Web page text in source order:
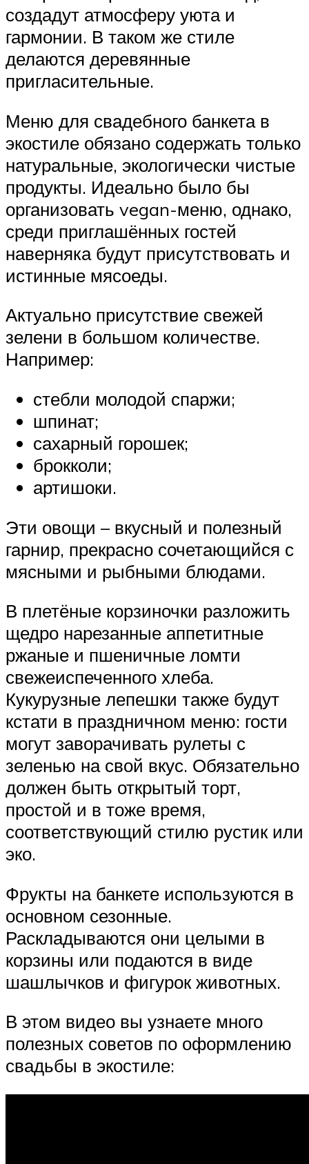
создадут атмосферу уюта и
гармонии. В таком же стиле
делаются деревянные
пригласительные.
Меню для свадебного банкета в
экостиле обязано содержать только
натуральные, экологически чистые
продукты. Идеально было бы
организовать vegan-меню, однако,
среди приглашённых гостей
наверняка будут присутствовать и
истинные мясоеды.
Актуально присутствие свежей
зелени в большом количестве.
Например:
стебли молодой спаржи;
шпинат;
сахарный горошек;
брокколи;
артишоки.
Эти овощи – вкусный и полезный
гарнир, прекрасно сочетающийся с
мясными и рыбными блюдами.
В плетёные корзиночки разложить
щедро нарезанные аппетитные
ржаные и пшеничные ломти
свежеиспеченного хлеба.
Кукурузные лепешки также будут
кстати в праздничном меню: гости
могут заворачивать рулеты с
зеленью на свой вкус. Обязательно
должен быть открытый торт,
простой и в тоже время,
соответствующий стилю рустик или
эко.
Фрукты на банкете используются в
основном сезонные.
Раскладываются они целыми в
корзины или подаются в виде
шашлычков и фигурок животных.
В этом видео вы узнаете много
полезных советов по оформлению
свадьбы в экостиле: